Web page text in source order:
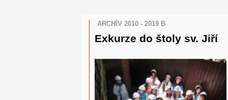
ARCHÍV 2010 - 2019 B
Exkurze do štoly sv. Jiří